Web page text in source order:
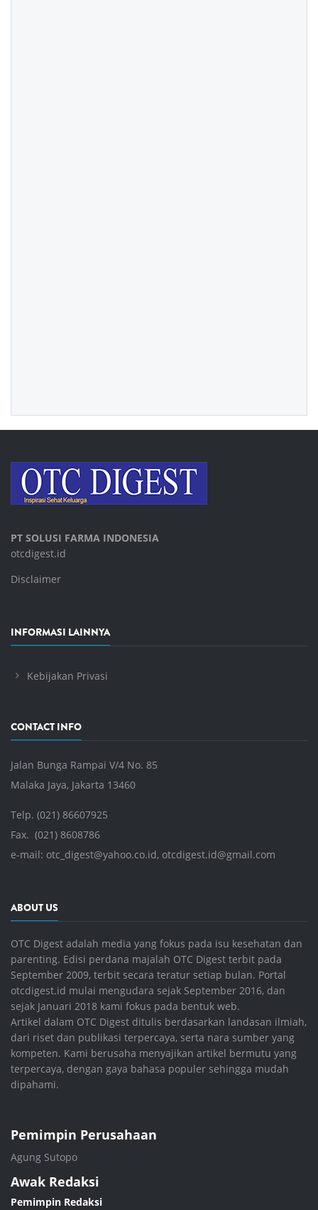
PT SOLUSI FARMA INDONESIA
otcdigest.id
Disclaimer
INFORMASI LAINNYA
Kebijakan Privasi
CONTACT INFO
Jalan Bunga Rampai V/4 No. 85
Malaka Jaya, Jakarta 13460
Telp. (021) 86607925
Fax. (021) 8608786
e-mail: otc_digest@yahoo.co.id, otcdigest.id@gmail.com
ABOUT US
OTC Digest adalah media yang fokus pada isu kesehatan dan
parenting. Edisi perdana majalah OTC Digest terbit pada
September 2009, terbit secara teratur setiap bulan. Portal
otcdigest.id mulai mengudara sejak September 2016, dan
sejak Januari 2018 kami fokus pada bentuk web.
Artikel dalam OTC Digest ditulis berdasarkan landasan ilmiah,
dari riset dan publikasi terpercaya, serta nara sumber yang
kompeten. Kami berusaha menyajikan artikel bermutu yang
terpercaya, dengan gaya bahasa populer sehingga mudah
dipahami.
Pemimpin Perusahaan
Agung Sutopo
Awak Redaksi
Pemimpin Redaksi